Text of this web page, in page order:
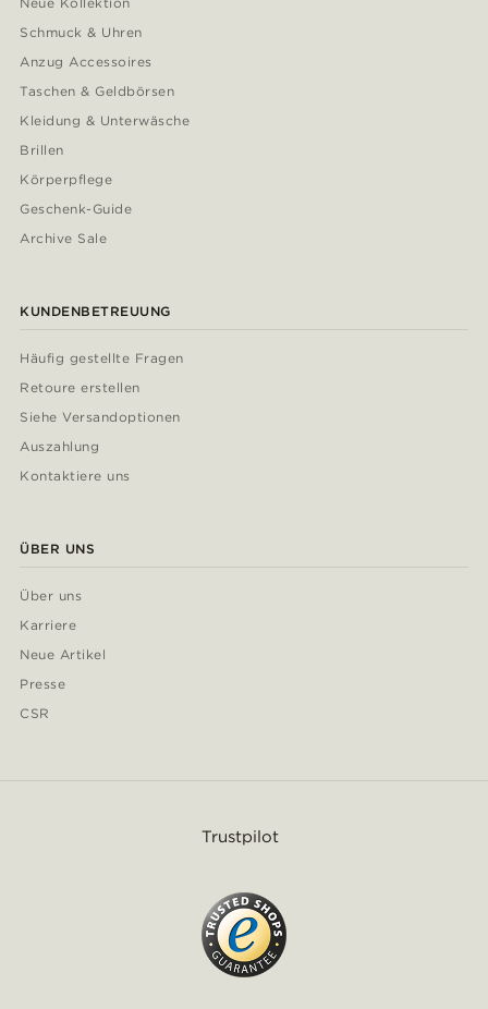
Schmuck & Uhren
Anzug Accessoires
Taschen & Geldbörsen
Kleidung & Unterwäsche
Brillen
Körperpflege
Geschenk-Guide
Archive Sale
KUNDENBETREUUNG
Häufig gestellte Fragen
Retoure erstellen
Siehe Versandoptionen
Auszahlung
Kontaktiere uns
ÜBER UNS
Über uns
Karriere
Neue Artikel
Presse
CSR
Trustpilot